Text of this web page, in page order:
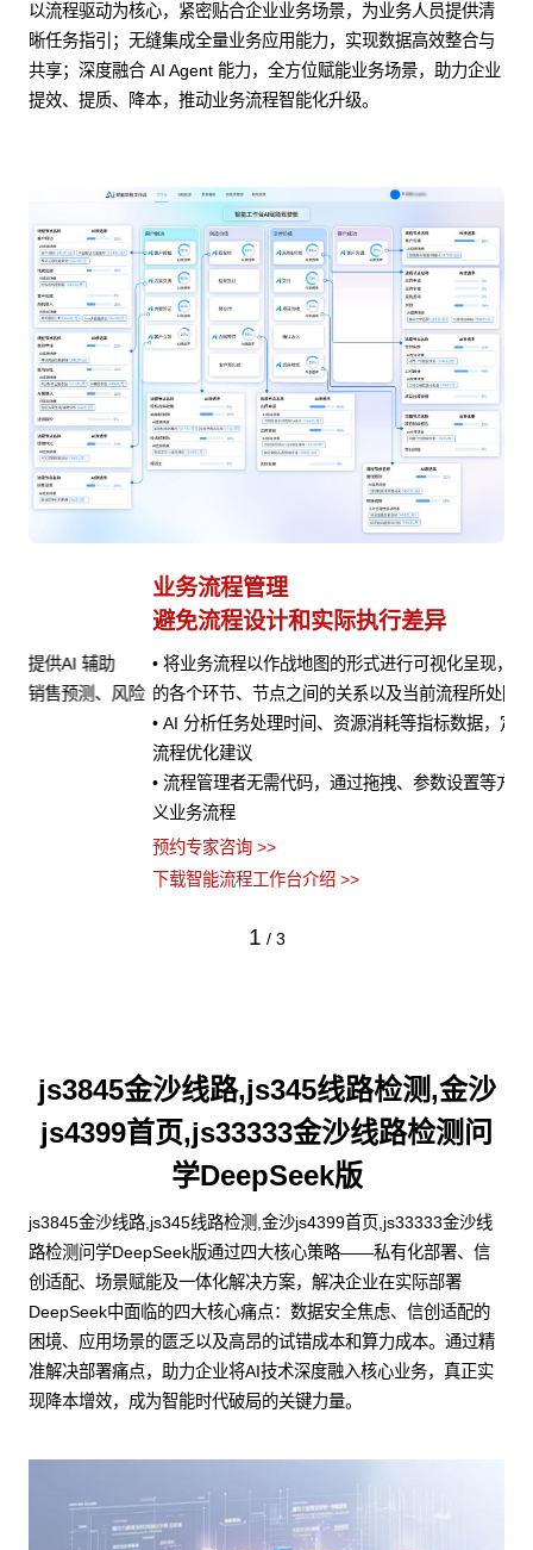
以流程驱动为核心，紧密贴合企业业务场景，为业务人员提供清
晰任务指引；无缝集成全量业务应用能力，实现数据高效整合与
共享；深度融合 AI Agent 能力，全方位赋能业务场景，助力企业
提效、提质、降本，推动业务流程智能化升级。
业务流程管理
避免流程设计和实际执行差异
• 将业务流程以作战地图的形式进行可视化呈现，清晰展示流程
的各个环节、节点之间的关系以及当前流程所处阶段
• AI 分析任务处理时间、资源消耗等指标数据，定位瓶颈并提供
• 流程管理者无需代码，通过拖拽、参数设置等方式即可快速定
下载智能流程工作台介绍 >>
1 / 3
js3845金沙线路,js345线路检测,金沙
js4399首页,js33333金沙线路检测问
学DeepSeek版
js3845金沙线路,js345线路检测,金沙js4399首页,js33333金沙线
路检测问学DeepSeek版通过四大核心策略——私有化部署、信
创适配、场景赋能及一体化解决方案，解决企业在实际部署
DeepSeek中面临的四大核心痛点：数据安全焦虑、信创适配的
困境、应用场景的匮乏以及高昂的试错成本和算力成本。通过精
准解决部署痛点，助力企业将AI技术深度融入核心业务，真正实
现降本增效，成为智能时代破局的关键力量。